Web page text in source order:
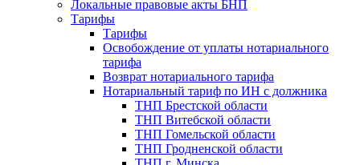
Локальные правовые акты БНП
Тарифы
Тарифы
Освобождение от уплаты нотариального
тарифа
Возврат нотариального тарифа
Нотариальный тариф по ИН с должника
ТНП Брестской области
ТНП Витебской области
ТНП Гомельской области
ТНП Гродненской области